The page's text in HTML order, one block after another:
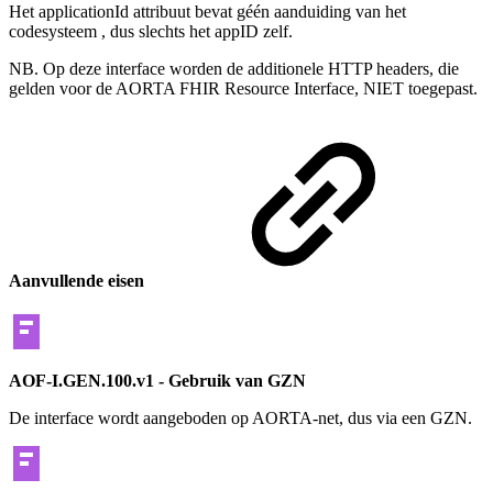
Het applicationId attribuut bevat géén aanduiding van het
codesysteem , dus slechts het appID zelf.
NB. Op deze interface worden de additionele HTTP headers, die
gelden voor de AORTA FHIR Resource Interface, NIET toegepast.
Aanvullende eisen
AOF-I.GEN.100.v1 - Gebruik van GZN
De interface wordt aangeboden op AORTA-net, dus via een GZN.